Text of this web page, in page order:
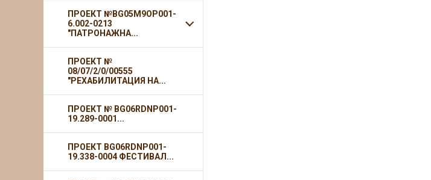
ПРОЕКТ №BG05M9OP001-
6.002-0213
"ПАТРОНАЖНА...
ПРОЕКТ №
08/07/2/0/00555
"РЕХАБИЛИТАЦИЯ НА...
ПРОЕКТ № BG06RDNP001-
19.289-0001...
ПРОЕКТ BG06RDNP001-
19.338-0004 ФЕСТИВАЛ...